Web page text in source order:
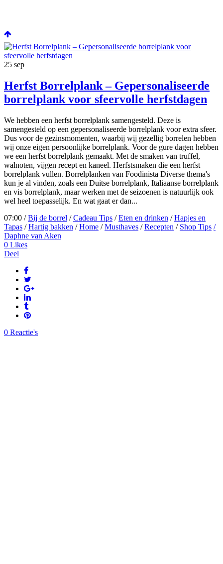
25 sep
Herfst Borrelplank – Gepersonaliseerde
borrelplank voor sfeervolle herfstdagen
We hebben een herfst borrelplank samengesteld. Deze is
samengesteld op een gepersonaliseerde borrelplank voor extra sfeer.
Dus voor de gezinsmomenten, waarbij wij gezellig borrelen hebben
wij onze eigen persoonlijke borrelplank. Voor de gure dagen hebben
we een herfst borrelplank gemaakt. Met de smaken van truffel,
walnoten, vijgen recept en kaneel. Herfstsmaken die een herfst
borrelplank vullen. Borrelplanken van Foodinista Diverse thema's
kun je al vinden, zoals een Duitse borrelplank, Italiaanse borrelplank
en vis borrelplank, maar werken met de seizoenen is natuurlijk ook
wel heel toepasselijk. En wat gaat er dan...
07:00 /Bij de borrel /Cadeau Tips /Eten en drinken /Hapjes en
Tapas /Hartig bakken /Home /Musthaves /Recepten / Shop Tips /
Daphne van Aken
0 Likes
Deel
0 Reactie's